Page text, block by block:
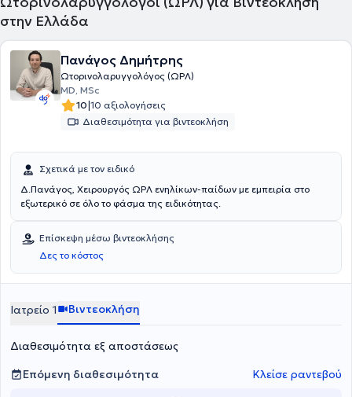
τυπική ΩΡΛ εξέταση διενεργείται πλήρης ακοολογικός έλεγχος,
έλεγχος ακοής σε βρέφη με ωτοακουστικές εκπομπές,
πλήρης διερεύνηση ιλίγγου και εμβοών. Τέλος, είναι μέλος της
Πανελλήνιας ΩΡΛ Εταιρείας και του Ιατρικού Συλλόγου Βόρειας
Ρηνανίας-Βεστφαλίας στην Γερμανία. Και τα δύο ιατρεία του είναι
συμβεβλημένα με το δίκτυο υγείας Medisystem της Interamerikan.
στην Ελλάδα
Πανάγος Δημήτρης
Ωτορινολαρυγγολόγος (ΩΡΛ)
MD, MSc
10|10 αξιολογήσεις
Διαθεσιμότητα για βιντεοκλήση
Σχετικά με τον ειδικό
Δ.Πανάγος, Χειρουργός ΩΡΛ ενηλίκων-παίδων με εμπειρία στο
εξωτερικό σε όλο το φάσμα της ειδικότητας.
Επίσκεψη μέσω βιντεοκλήσης
Δες το κόστος
Ιατρείο 1 Βιντεοκλήση
Διαθεσιμότητα εξ αποστάσεως
Επόμενη διαθεσιμότητα
Κλείσε ραντεβού